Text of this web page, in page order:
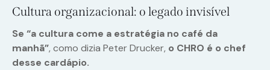
Cultura organizacional: o legado invisível
Se “a cultura come a estratégia no café da
manhã”, como dizia Peter Drucker, o CHRO é o chef
desse cardápio.